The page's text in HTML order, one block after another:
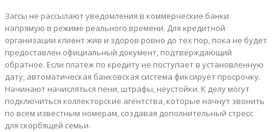
Загсы не рассылают уведомления в коммерческие банки
напрямую в режиме реального времени. Для кредитной
организации клиент жив и здоров ровно до тех пор, пока не будет
предоставлен официальный документ, подтверждающий
обратное. Если платеж по кредиту не поступает в установленную
дату, автоматическая банковская система фиксирует просрочку.
Начинают начисляться пени, штрафы, неустойки. К делу могут
подключиться коллекторские агентства, которые начнут звонить
по всем известным номерам, создавая дополнительный стресс
для скорбящей семьи.